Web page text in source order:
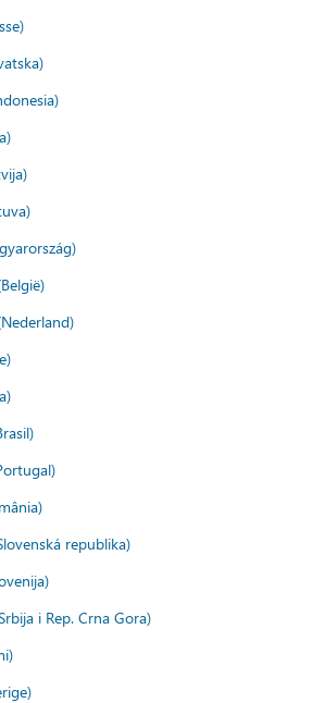
republika)
i Rep. Crna Gora)